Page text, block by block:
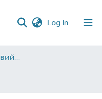
Log In (current)
04. Економіко-правовий факультет